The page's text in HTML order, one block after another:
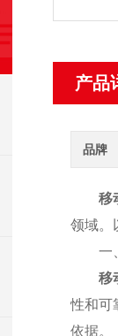
产品
品牌
移
领域。
一、
移
性和可
依据。